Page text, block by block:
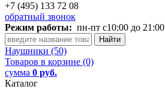
+7 (495) 133 72 08
обратный звонок
Режим работы: пн-пт с10:00 до 21:00
Наушники (50)
Товаров в корзине (0)
сумма 0 руб.
Каталог